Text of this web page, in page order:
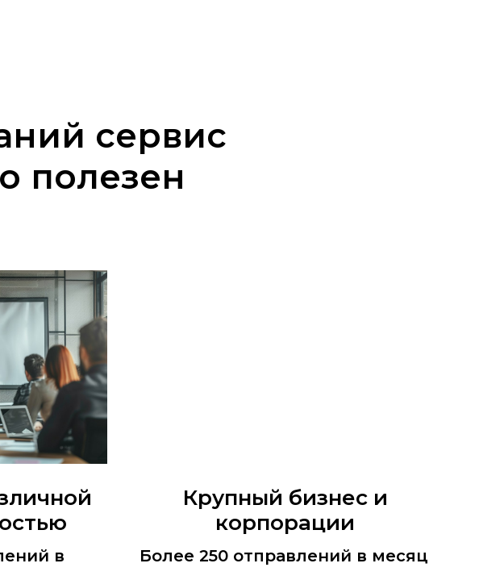
сервис
полезен
в
Крупный бизнес и
корпорации
Более 250 отправлений в месяц